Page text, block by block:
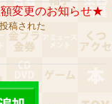
変更のお知らせ★
稿された